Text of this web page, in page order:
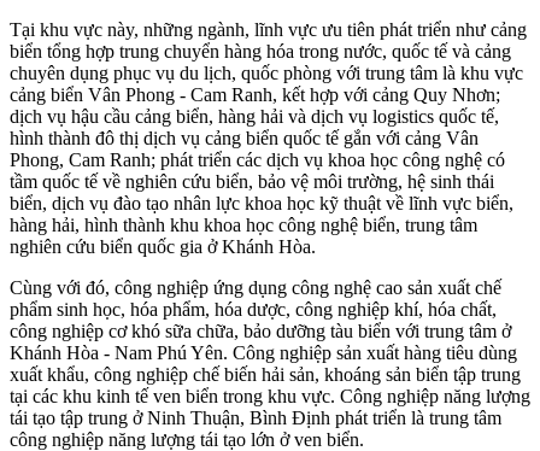
Tại khu vực này, những ngành, lĩnh vực ưu tiên phát triển như cảng
biển tổng hợp trung chuyển hàng hóa trong nước, quốc tế và cảng
chuyên dụng phục vụ du lịch, quốc phòng với trung tâm là khu vực
cảng biển Vân Phong - Cam Ranh, kết hợp với cảng Quy Nhơn;
dịch vụ hậu cầu cảng biển, hàng hải và dịch vụ logistics quốc tế,
hình thành đô thị dịch vụ cảng biển quốc tế gắn với cảng Vân
Phong, Cam Ranh; phát triển các dịch vụ khoa học công nghệ có
tầm quốc tế về nghiên cứu biển, bảo vệ môi trường, hệ sinh thái
biển, dịch vụ đào tạo nhân lực khoa học kỹ thuật về lĩnh vực biển,
hàng hải, hình thành khu khoa học công nghệ biển, trung tâm
nghiên cứu biển quốc gia ở Khánh Hòa.
Cùng với đó, công nghiệp ứng dụng công nghệ cao sản xuất chế
phẩm sinh học, hóa phẩm, hóa dược, công nghiệp khí, hó‌a chấ‌t,
công nghiệp cơ khó sữa chữa, bảo dưỡng tàu biển với trung tâm ở
Khánh Hòa - Nam Phú Yên. Công nghiệp sản xuất hàng tiêu dùng
xuất khẩu, công nghiệp chế biến hải sản, khoáng sản biển tập trung
tại các khu kinh tế ven biển trong khu vực. Công nghiệp năng lượng
tái tạo tập trung ở Ninh Thuận, Bình Định phát triển là trung tâm
công nghiệp năng lượng tái tạo lớn ở ven biển.